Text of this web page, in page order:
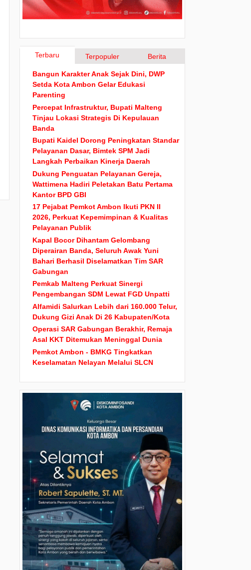
Terbaru Terpopuler Berita
Bangun Karakter Anak Sejak Dini, DWP
Setda Kota Ambon Gelar Edukasi
Parenting
Percepat Infrastruktur, Bupati Malteng
Tinjau Lokasi Strategis Di Kepulauan
Banda
Bupati Kaidel Dorong Peningkatan Standar
Pelayanan Dasar, Bimtek SPM Jadi
Langkah Perbaikan Kinerja Daerah
Dukung Penguatan Pelayanan Gereja,
Wattimena Hadiri Peletakan Batu Pertama
Kantor BPD GBI
17 Pejabat Pemkot Ambon Ikuti PKN II
2026, Perkuat Kepemimpinan & Kualitas
Pelayanan Publik
Kapal Bocor Dihantam Gelombang
Diperairan Banda, Seluruh Awak Yuni
Bahari Berhasil Diselamatkan Tim SAR
Gabungan
Pemkab Malteng Perkuat Sinergi
Pengembangan SDM Lewat FGD Unpatti
Alfamidi Salurkan Lebih dari 160.000 Telur,
Dukung Gizi Anak Di 26 Kabupaten/Kota
Operasi SAR Gabungan Berakhir, Remaja
Asal KKT Ditemukan Meninggal Dunia
Pemkot Ambon - BMKG Tingkatkan
Keselamatan Nelayan Melalui SLCN